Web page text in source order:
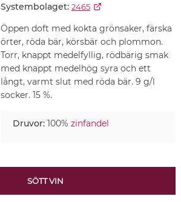
Systembolaget: 2465
Öppen doft med kokta grönsaker, färska
örter, röda bär, körsbär och plommon.
Torr, knappt medelfyllig, rödbärig smak
med knappt medelhög syra och ett
långt, varmt slut med röda bär. 9 g/l
socker. 15 %.
Druvor:100% zinfandel
SÖTT VIN